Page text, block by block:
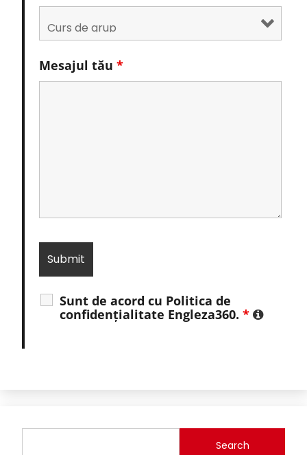
Mesajul tău *
Sunt de acord cu Politica de
confidențialitate Engleza360. *
Search